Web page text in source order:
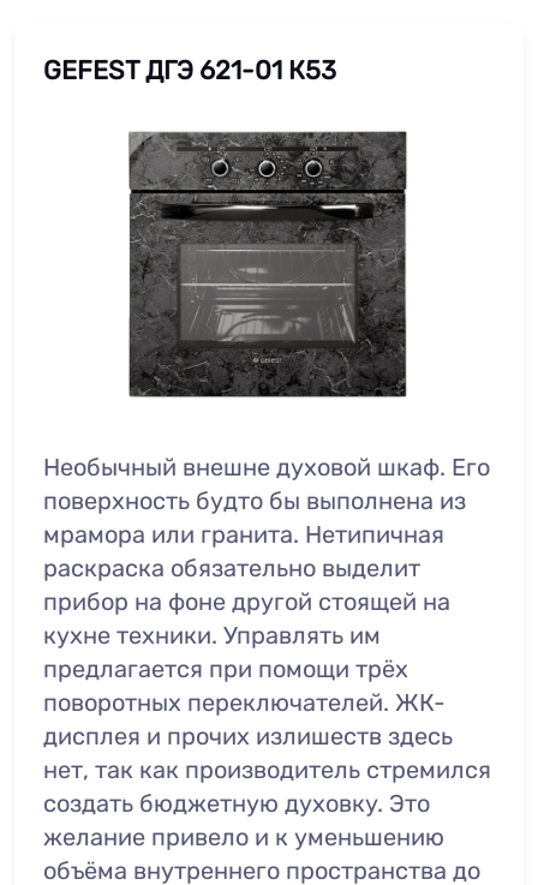
GEFEST ДГЭ 621-01 К53
Необычный внешне духовой шкаф. Его
поверхность будто бы выполнена из
мрамора или гранита. Нетипичная
раскраска обязательно выделит
прибор на фоне другой стоящей на
кухне техники. Управлять им
предлагается при помощи трёх
поворотных переключателей. ЖК-
дисплея и прочих излишеств здесь
нет, так как производитель стремился
создать бюджетную духовку. Это
желание привело и к уменьшению
объёма внутреннего пространства до